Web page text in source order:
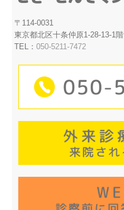
〒114-0031
東京都北区十条仲原1-28-13-1階
TEL：050-5211-7472